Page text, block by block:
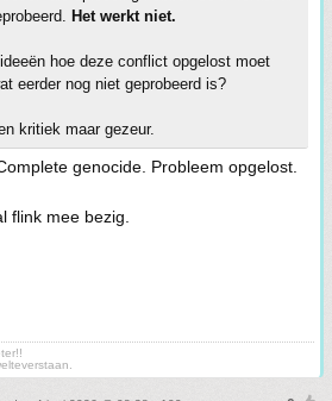
Het werkt niet.
hoe deze conflict opgelost moet
eerder nog niet geprobeerd is?
kritiek maar gezeur.
genocide. Probleem opgelost.
flink mee bezig.